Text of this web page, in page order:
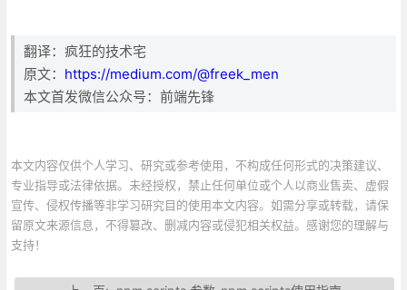
翻译：疯狂的技术宅
原文： https://medium.com/@freek_men
本文首发微信公众号：前端先锋
本文内容仅供个人学习、研究或参考使用，不构成任何形式的决策建议、
专业指导或法律依据。未经授权，禁止任何单位或个人以商业售卖、虚假
宣传、侵权传播等非学习研究目的使用本文内容。如需分享或转载，请保
留原文来源信息，不得篡改、删减内容或侵犯相关权益。感谢您的理解与
支持！